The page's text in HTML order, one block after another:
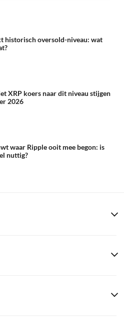
historisch oversold-niveau: wat
XRP koers naar dit niveau stijgen
2026
waar Ripple ooit mee begon: is
nuttig?